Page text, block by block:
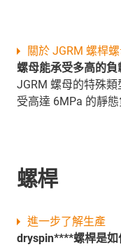
螺母能承受多高的負
JGRM 螺母的特殊
受高達 6MPa 的靜態
關於 JGRM 螺桿
螺桿
dryspin****螺桿是如
進一步了解生產